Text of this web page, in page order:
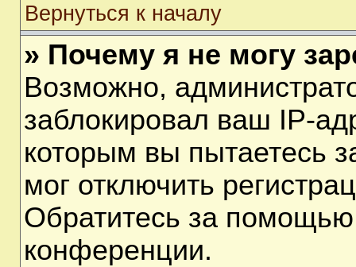
Вернуться к началу
» Почему я не могу
Возможно,
заблокировал ваш IP-
которым вы пытаетесь
мог отключить
Обратитесь за помощью
конференции.